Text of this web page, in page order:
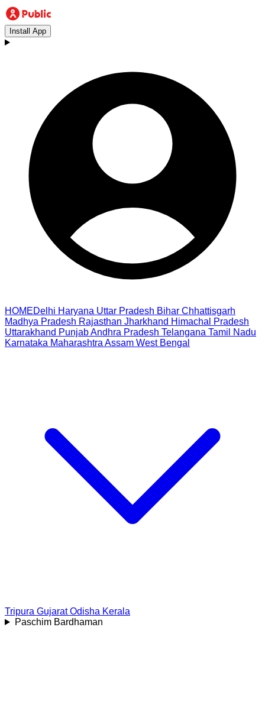
Install App
HOMEDelhi Haryana Uttar Pradesh Bihar Chhattisgarh
Madhya Pradesh Rajasthan Jharkhand Himachal Pradesh
Uttarakhand PunjabAndhra Pradesh Telangana Tamil Nadu
Karnataka Maharashtra Assam West Bengal
Tripura Gujarat Odisha Kerala
Paschim Bardhaman